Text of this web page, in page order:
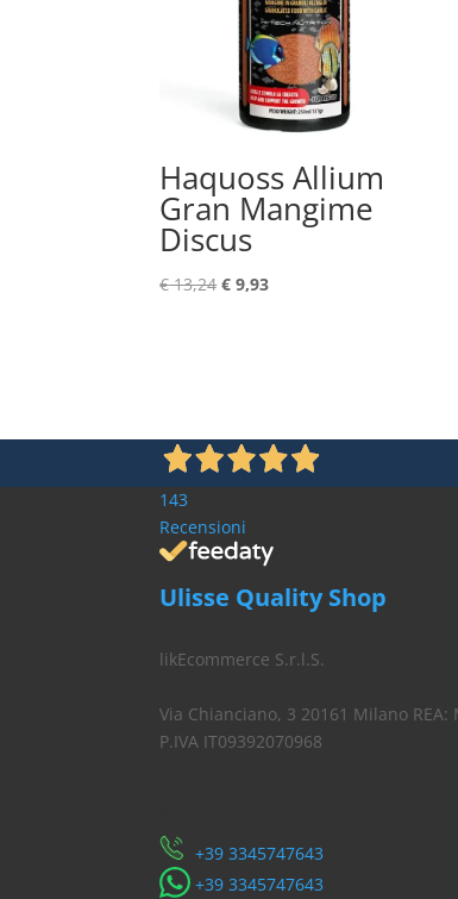
Haquoss Allium
Gran Mangime
Discus
€13,24Il
€ 9,93Il
143
Recensioni
Ulisse Quality Shop
likEcommerce S.r.l.S.
Via Chianciano, 3 20161 Milano REA:
P.IVA IT09392070968
​+39 3345747643
​+39 3345747643